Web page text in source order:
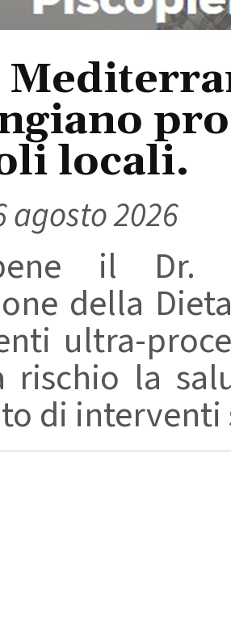
locali.
agosto 2026
il Dr.
della
ultra-
rischio la
di